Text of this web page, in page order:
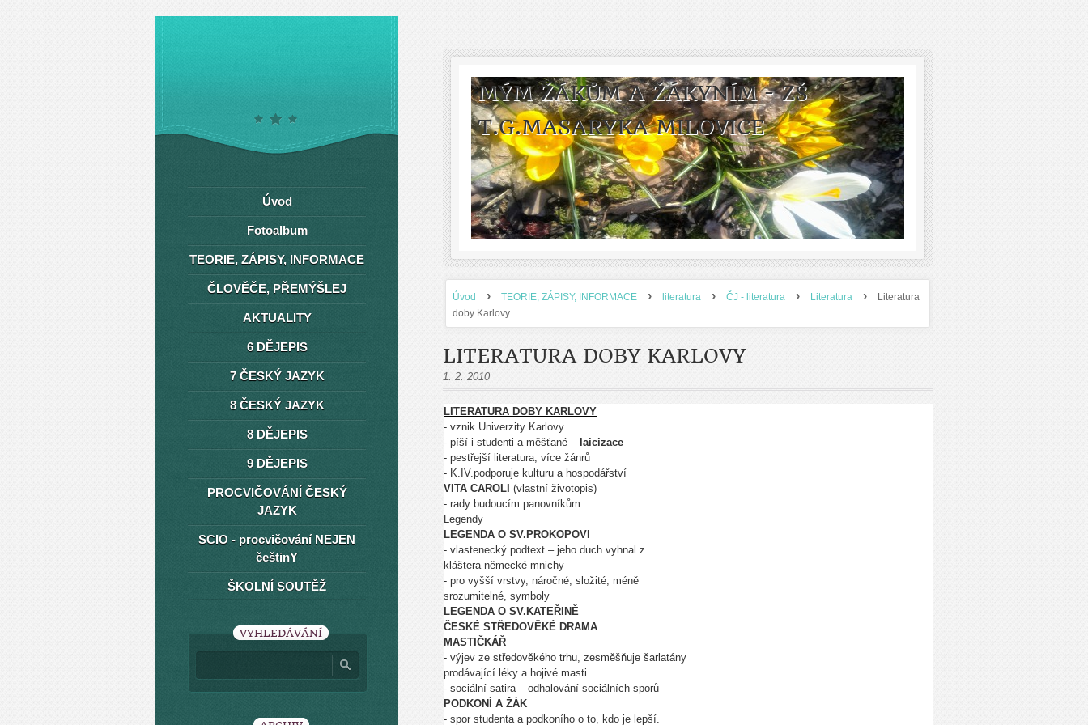
MÝM ŽÁKŮM A ŽÁKYNÍM - ZŠ
T.G.MASARYKA MILOVICE
Úvod › TEORIE, ZÁPISY, INFORMACE › literatura › ČJ - literatura › Literatura ›
Literatura
doby Karlovy
LITERATURA DOBY KARLOVY
1. 2. 2010
LITERATURA DOBY KARLOVY
- vznik Univerzity Karlovy
- píší i studenti a měšťané – laicizace
- pestřejší literatura, více žánrů
- K.IV.podporuje kulturu a hospodářství
VITA CAROLI (vlastní životopis)
- rady budoucím panovníkům
Legendy
LEGENDA O SV.PROKOPOVI
- vlastenecký podtext – jeho duch vyhnal z
kláštera německé mnichy
- pro vyšší vrstvy, náročné, složité, méně
srozumitelné, symboly
LEGENDA O SV.KATEŘINĚ
ČESKÉ STŘEDOVĚKÉ DRAMA
MASTIČKÁŘ
- výjev ze středověkého trhu, zesměšňuje šarlatány
prodávající léky a hojivé masti
- sociální satira – odhalování sociálních sporů
PODKONÍ A ŽÁK
- spor studenta a podkoního o to, kdo je lepší.
Úvod
Fotoalbum
TEORIE, ZÁPISY, INFORMACE
ČLOVĚČE, PŘEMÝŠLEJ
AKTUALITY
6 DĚJEPIS
7 ČESKÝ JAZYK
8 ČESKÝ JAZYK
8 DĚJEPIS
9 DĚJEPIS
PROCVIČOVÁNÍ ČESKÝ
JAZYK
SCIO - procvičování NEJEN
češtinY
ŠKOLNÍ SOUTĚŽ
VYHLEDÁVÁNÍ